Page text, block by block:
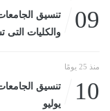
09
والكليات التى
منذ 25 يومًا
10
يوليو